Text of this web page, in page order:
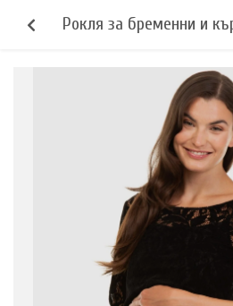
Рокля за бременни и